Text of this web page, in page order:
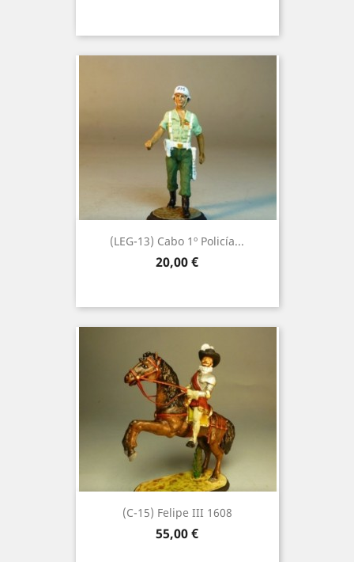
(LEG-13) Cabo 1º Policía...
Precio
20,00 €
(C-15) Felipe III 1608
Precio
55,00 €